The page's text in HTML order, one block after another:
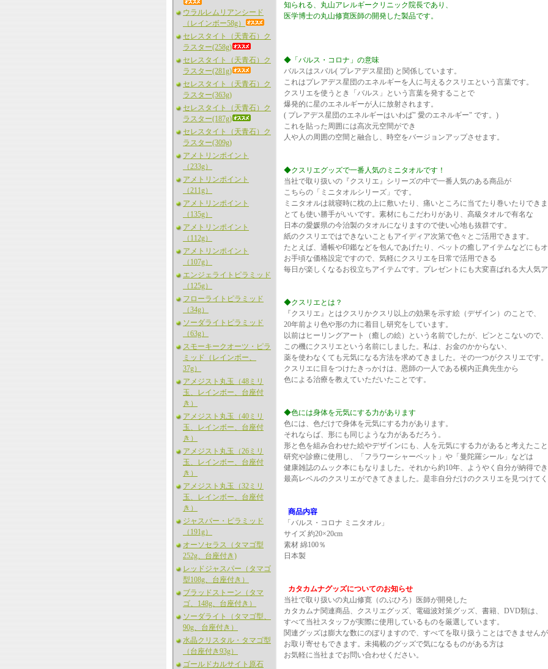
ウラルレムリアンシード
（レインボー58g）
セレスタイト（天青石）ク
ラスター(258g)
セレスタイト（天青石）ク
ラスター(281g)
セレスタイト（天青石）ク
ラスター(363g)
セレスタイト（天青石）ク
ラスター(187g)
セレスタイト（天青石）ク
ラスター(309g)
アメトリンポイント
（233g）
アメトリンポイント
（211g）
アメトリンポイント
（135g）
アメトリンポイント
（112g）
アメトリンポイント
（107g）
エンジェライトピラミッド
（125g）
フローライトピラミッド
（34g）
ソーダライトピラミッド
（63g）
スモーキークオーツ・ピラ
ミッド（レインボー、
37g）
アメジスト丸玉（48ミリ
玉、レインボー、台座付
き）
アメジスト丸玉（40ミリ
玉、レインボー、台座付
き）
アメジスト丸玉（26ミリ
玉、レインボー、台座付
き）
アメジスト丸玉（32ミリ
玉、レインボー、台座付
き）
ジャスパー・ピラミッド
（191g）
オーソセラス（タマゴ型
252g、台座付き)
レッドジャスパー（タマゴ
型108g、台座付き）
ブラッドストーン（タマ
ゴ、148g、台座付き）
ソーダライト（タマゴ型、
90g、台座付き）
水晶クリスタル・タマゴ型
（台座付き93g）
ゴールドカルサイト原石
知られる、丸山アレルギークリニック院長であり、
医学博士の丸山修寛医師の開発した製品です。
◆「バルス・コロナ」の意味
バルスはスバル( プレアデス星団) と関係しています。
これはプレアデス星団のエネルギーを人に与えるクスリエという言葉です。
クスリエを使うとき「バルス」という言葉を発することで
爆発的に星のエネルギーが人に放射されます。
( プレアデス星団のエネルギーはいわば" 愛のエネルギー" です。)
これを貼った周囲には高次元空間ができ
人や人の周囲の空間と融合し、時空をバージョンアップさせます。
◆クスリエグッズで一番人気のミニタオルです！
当社で取り扱いの『クスリエ』シリーズの中で一番人気のある商品が
こちらの「ミニタオルシリーズ」です。
ミニタオルは就寝時に枕の上に敷いたり、痛いところに当てたり巻いたりでき
とても使い勝手がいいです。素材にもこだわりがあり、高級タオルで有名な
日本の愛媛県の今治製のタオルになりますので使い心地も抜群です。
紙のクスリエではできないこともアイディア次第で色々とご活用できます。
たとえば、通帳や印鑑などを包んであげたり、ペットの癒しアイテムなどにも
お手頃な価格設定ですので、気軽にクスリエを日常で活用できる
毎日が楽しくなるお役立ちアイテムです。プレゼントにも大変喜ばれる大人気
◆クスリエとは？
『クスリエ』とはクスリかクスリ以上の効果を示す絵（デザイン）のことで、
20年前より色や形の力に着目し研究をしています。
以前はヒーリングアート（癒しの絵）という名前でしたが、ピンとこないので、
この機にクスリエという名前にしました。私は、お金のかからない、
薬を使わなくても元気になる方法を求めてきました。その一つがクスリエです。
クスリエに目をつけたきっかけは、恩師の一人である横内正典先生から
色による治療を教えていただいたことです。
◆色には身体を元気にする力があります
色には、色だけで身体を元気にする力があります。
それならば、形にも同じような力があるだろう。
形と色を組み合わせた絵やデザインにも、人を元気にする力があると考えたこ
研究や診療に使用し、「フラワーシャーベット」や「曼陀羅シール」などは
健康雑誌のムック本にもなりました。それから約10年、ようやく自分が納得で
最高レベルのクスリエができてきました。是非自分だけのクスリエを見つけて
商品内容
「バルス・コロナ ミニタオル」
サイズ 約20×20cm
素材 綿100％
日本製
カタカムナグッズについてのお知らせ
当社で取り扱いの丸山修寛（のぶひろ）医師が開発した
カタカムナ関連商品、クスリエグッズ、電磁波対策グッズ、書籍、DVD類は、
すべて当社スタッフが実際に使用しているものを厳選しています。
関連グッズは膨大な数にのぼりますので、すべてを取り扱うことはできません
お取り寄せもできます。未掲載のグッズで気になるものがある方は
お気軽に当社までお問い合わせください。